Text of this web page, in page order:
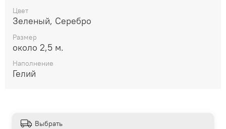
Цвет
Зеленый, Серебро
Размер
около 2,5 м.
Наполнение
Гелий
Выбрать